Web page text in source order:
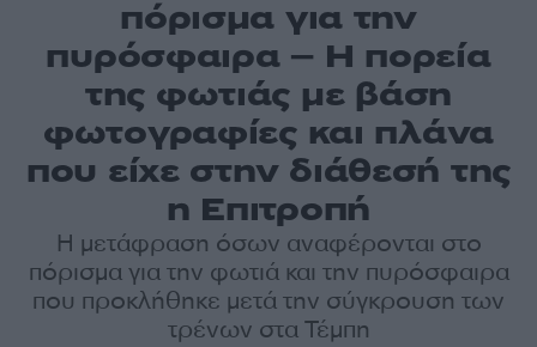
πόρισμα για την
πυρόσφαιρα – Η πορεία
της φωτιάς με βάση
φωτογραφίες και πλάνα
που είχε στην διάθεσή της
η Επιτροπή
Η μετάφραση όσων αναφέρονται στο
πόρισμα για την φωτιά και την πυρόσφαιρα
που προκλήθηκε μετά την σύγκρουση των
τρένων στα Τέμπη